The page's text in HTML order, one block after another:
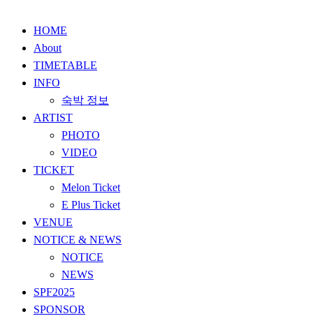
HOME
About
TIMETABLE
INFO
숙박 정보
ARTIST
PHOTO
VIDEO
TICKET
Melon Ticket
E Plus Ticket
VENUE
NOTICE & NEWS
NOTICE
NEWS
SPF2025
SPONSOR